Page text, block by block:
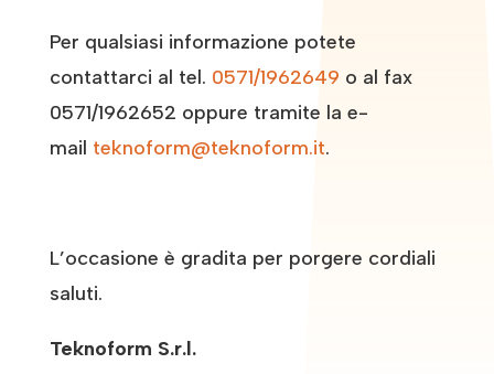
Per qualsiasi informazione potete
contattarci al tel. 0571/1962649 o al fax
0571/1962652 oppure tramite la e-
mail teknoform@teknoform.it.
L’occasione è gradita per porgere cordiali
saluti.
Teknoform S.r.l.